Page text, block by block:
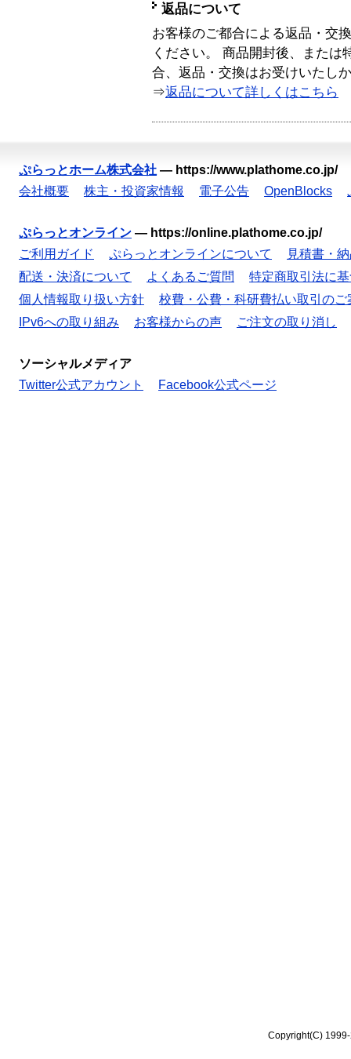
返品について
お客様のご都合による返品・交
ください。 商品開封後、または
合、返品・交換はお受けいたし
⇒返品について詳しくはこちら
ぷらっとホーム株式会社 — https://www.plathome.co.jp/
会社概要
株主・投資家情報 電子公告 OpenBlocks
ぷらっとオンライン — https://online.plathome.co.jp/
ご利用ガイド
ぷらっとオンラインについて
見積書・
配送・決済について
よくあるご質問
特定商取引法に
個人情報取り扱い方針
校費・公費・科研費払い取引のご
IPv6への取り組み
お客様からの声 ご注文の取り消し
ソーシャルメディア
Twitter公式アカウント
Facebook公式ページ
Copyright(C)